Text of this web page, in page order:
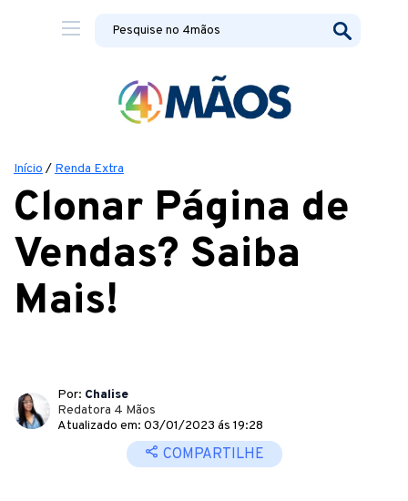
Início / Renda Extra
Clonar Página de
Vendas? Saiba
Mais!
Por: Chalise
Redatora 4 Mãos
Atualizado em: 03/01/2023 ás 19:28
COMPARTILHE